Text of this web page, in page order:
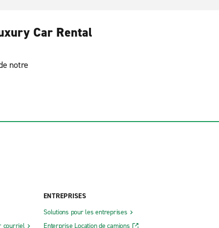
Car Rental
notre
courriel
ENTREPRISES
Solutions pour les entreprises
Enterprise Location de camions